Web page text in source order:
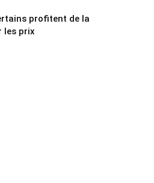
profitent de la
les prix